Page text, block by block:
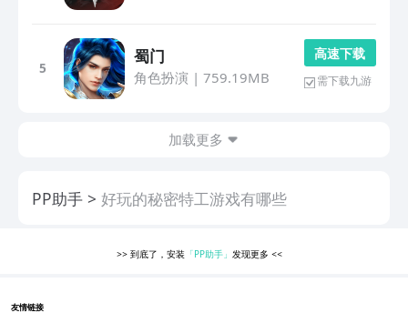
5
蜀门
角色扮演 | 759.19MB
高 速 下 载
需下载九游
加载更多
PP助手 好玩的秘密特工游戏有哪些
>> 到底了，安装 「PP助手」发现更多<<
友情链接